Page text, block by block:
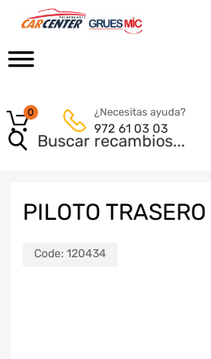
¿Necesitas ayuda?
972 61 03 03
0
PILOTO
Code: 120434